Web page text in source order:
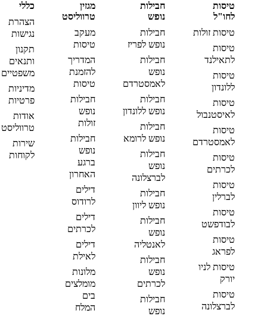
טיסות
לחו"ל
טיסות זולות
טיסות
לתאילנד
טיסות
ללונדון
טיסות
לאיסטנבול
טיסות
לאמסטרדם
טיסות
לכרתים
טיסות
לברלין
טיסות
לבודפשט
טיסות
לפראג
טיסות לניו
יורק
טיסות
לברצלונה
חבילות
נופש
חבילות
נופש לפריז
חבילות
נופש
לאמסטרדם
חבילות
נופש ללונדון
חבילות
נופש לרומא
חבילות
נופש
לברצלונה
חבילות
נופש ליוון
חבילות
נופש
לאנטליה
חבילות
נופש
לכרתים
חבילות
נופש
מגזין
טרווליסט
מעקב
טיסות
המדריך
להזמנת
טיסות
חבילות
נופש
זולות
חבילות
נופש
ברגע
האחרון
דילים
לרודוס
דילים
לכרתים
דילים
לאילת
מלונות
מומלצים
בים
המלח
כללי
הצהרת
נגישות
תקנון
ותנאים
משפטיים
מדיניות
פרטיות
אודות
טרווליסט
שירות
לקוחות